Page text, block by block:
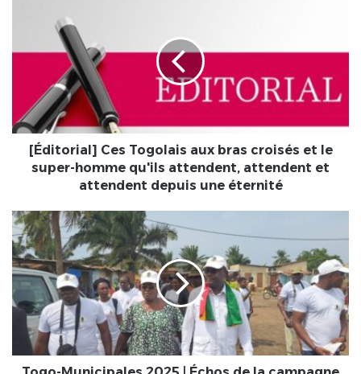
super-
homme
qu'ils
et
attendent
depuis
une
éternité
[Éditorial] Ces Togolais aux bras croisés et le
super-homme qu'ils attendent, attendent et
attendent depuis une éternité
Togo-
Municipales
2025
|
Échos
de
campagne
: